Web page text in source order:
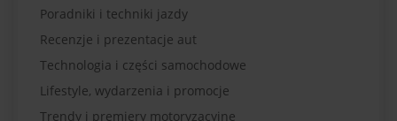
Poradniki i techniki jazdy
Recenzje i prezentacje aut
Technologia i części samochodowe
Lifestyle, wydarzenia i promocje
Trendy i premiery motoryzacyjne